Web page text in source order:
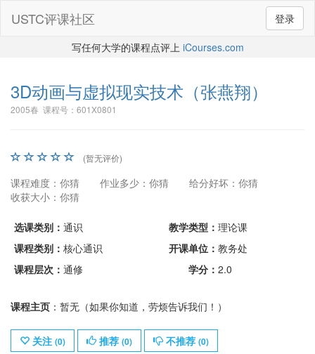
登录
USTC评课社区
写任何大学的课程点评上 iCourses.com
3D动画与虚拟现实技术 （张燕翔）
2005春 课程号：601X0801
(暂无评价)
课程难度：你猜 作业多少：你猜
给分好坏：你猜
收获大小：你猜
选课类别： 通识 教学类型： 理论课
课程类别： 核心通识 开课单位： 教务处
课程层次： 通修 学分： 2.0
课程主页 ：暂无（如果你知道，劳烦告诉我们！）
关注 (0) 推荐 (0) 不推荐 (0)